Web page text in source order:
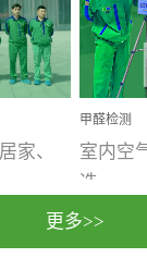
多、
滋生
重。汽
配件、
些都是
家、
甲醛检测
室内空
选...
更多>>